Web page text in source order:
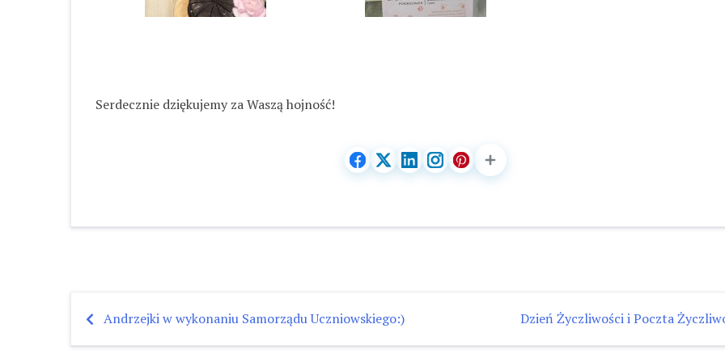
Serdecznie dziękujemy za Waszą hojność!
Nawigacja
Andrzejki w wykonaniu Samorządu Uczniowskiego:) Dzień Życzliwości i Poczta